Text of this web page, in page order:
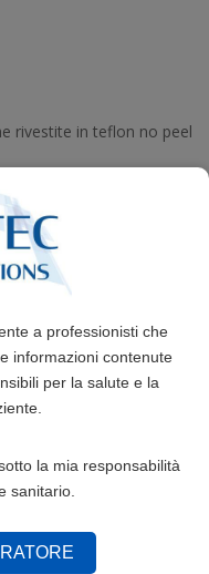
a professionisti che
informazioni contenute
per la salute e la
la mia responsabilità
sanitario.
rivestite in teflon no peel
carrello
ESTETICHE